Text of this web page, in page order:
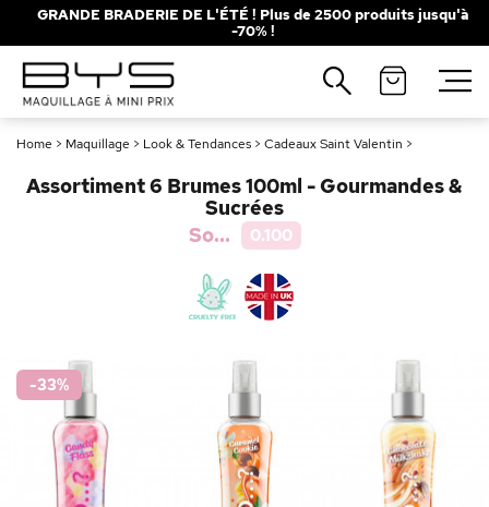
GRANDE BRADERIE DE L'ÉTÉ ! Plus de 2500 produits jusqu'à
-70% !
Home > Maquillage > Look & Tendances > Cadeaux Saint Valentin >
Assortiment 6 Brumes 100ml - Gourmandes &
Sucrées
So...
0.100
-33%
Fermer
Recherches populaires
Mascara
Palette